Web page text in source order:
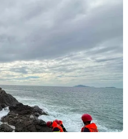
MỤC
ghe gỗ phát
một